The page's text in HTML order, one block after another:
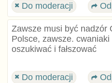
Do moderacji
Zawsze musi być nadzór
Polsce, zawsze.
oszukiwać i fałszować
Do moderacji